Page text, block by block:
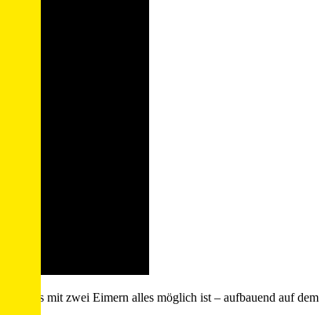
was mit zwei Eimern alles möglich ist – aufbauend auf dem